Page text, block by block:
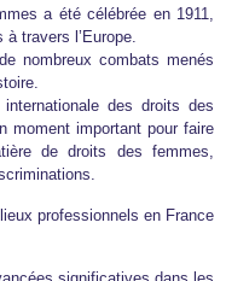
a été célébrée en 1911,
à travers l’Europe.
nombreux combats menés
des droits des
moment important pour faire
de droits des femmes,
professionnels en France